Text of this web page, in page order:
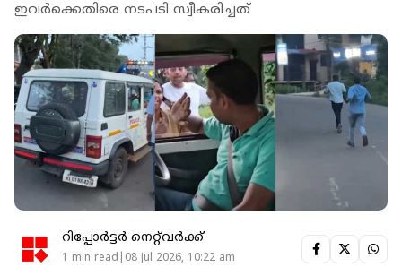
ഇവര്‍ക്കെതിരെ നടപടി സ്വീകരിച്ചത്
റിപ്പോർട്ടർ നെറ്റ്‌വര്‍ക്ക്‌
1 min read|08 Jul 2026, 10:22 am